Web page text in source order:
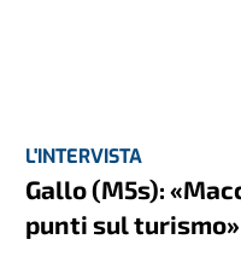
L'INTERVISTA
Gallo (M5s):
punti sul turismo»